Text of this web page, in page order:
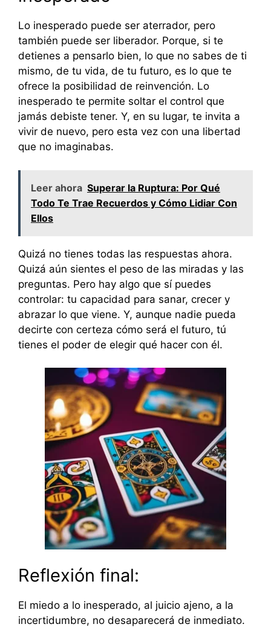
Lo inesperado puede ser aterrador, pero
también puede ser liberador. Porque, si te
detienes a pensarlo bien, lo que no sabes de ti
mismo, de tu vida, de tu futuro, es lo que te
ofrece la posibilidad de reinvención. Lo
inesperado te permite soltar el control que
jamás debiste tener. Y, en su lugar, te invita a
vivir de nuevo, pero esta vez con una libertad
que no imaginabas.
Leer ahora Superar la Ruptura: Por Qué
Todo Te Trae Recuerdos y Cómo Lidiar Con
Ellos
Quizá no tienes todas las respuestas ahora.
Quizá aún sientes el peso de las miradas y las
preguntas. Pero hay algo que sí puedes
controlar: tu capacidad para sanar, crecer y
abrazar lo que viene. Y, aunque nadie pueda
decirte con certeza cómo será el futuro, tú
tienes el poder de elegir qué hacer con él.
Reflexión final:
El miedo a lo inesperado, al juicio ajeno, a la
incertidumbre, no desaparecerá de inmediato.